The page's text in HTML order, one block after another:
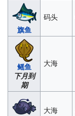
旗鱼
码头
鳐鱼
下月到
期
大海
大海